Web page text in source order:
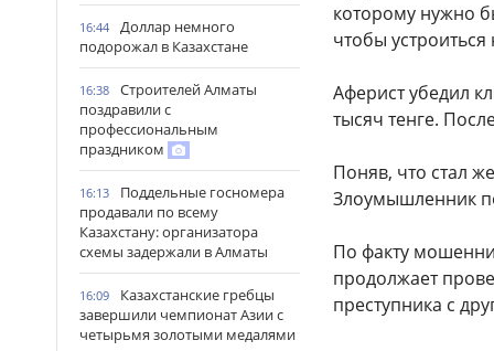
16:44
Доллар немного
подорожал в Казахстане
16:38
Строителей Алматы
поздравили с
профессиональным
праздником
16:13
Поддельные госномера
продавали по всему
Казахстану: организатора
схемы задержали в Алматы
16:09
Казахстанские гребцы
завершили чемпионат Азии с
четырьмя золотыми медалями
которому нужно
чтобы устроиться
Аферист убедил
тысяч тенге.
Поняв, что стал
Злоумышленник
По факту
продолжает
преступника с